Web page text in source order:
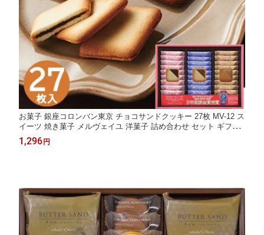
お菓子 銀座コロンバン東京 チョコサンドクッキー 27枚 MV-12 ス
イーツ 焼き菓子 メルヴェイユ 洋菓子 詰め合わせ セット ギフト
プレゼント 内祝い お返し 出産 結婚 香典返し お供え 手土産 個包
装 小分け 菓子折り 退職 卒業 異動 定年 祝い 母の日 ホワイトデ
1,296円